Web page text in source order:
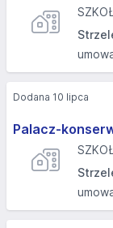
Palacz-
Dodana 10 lipca